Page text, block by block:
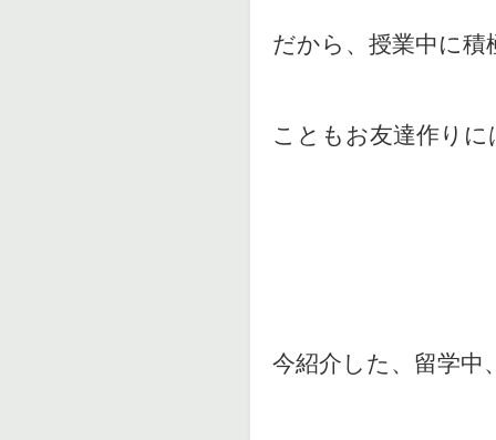
だから、授業中に
こともお友達作り
今紹介した、留学中